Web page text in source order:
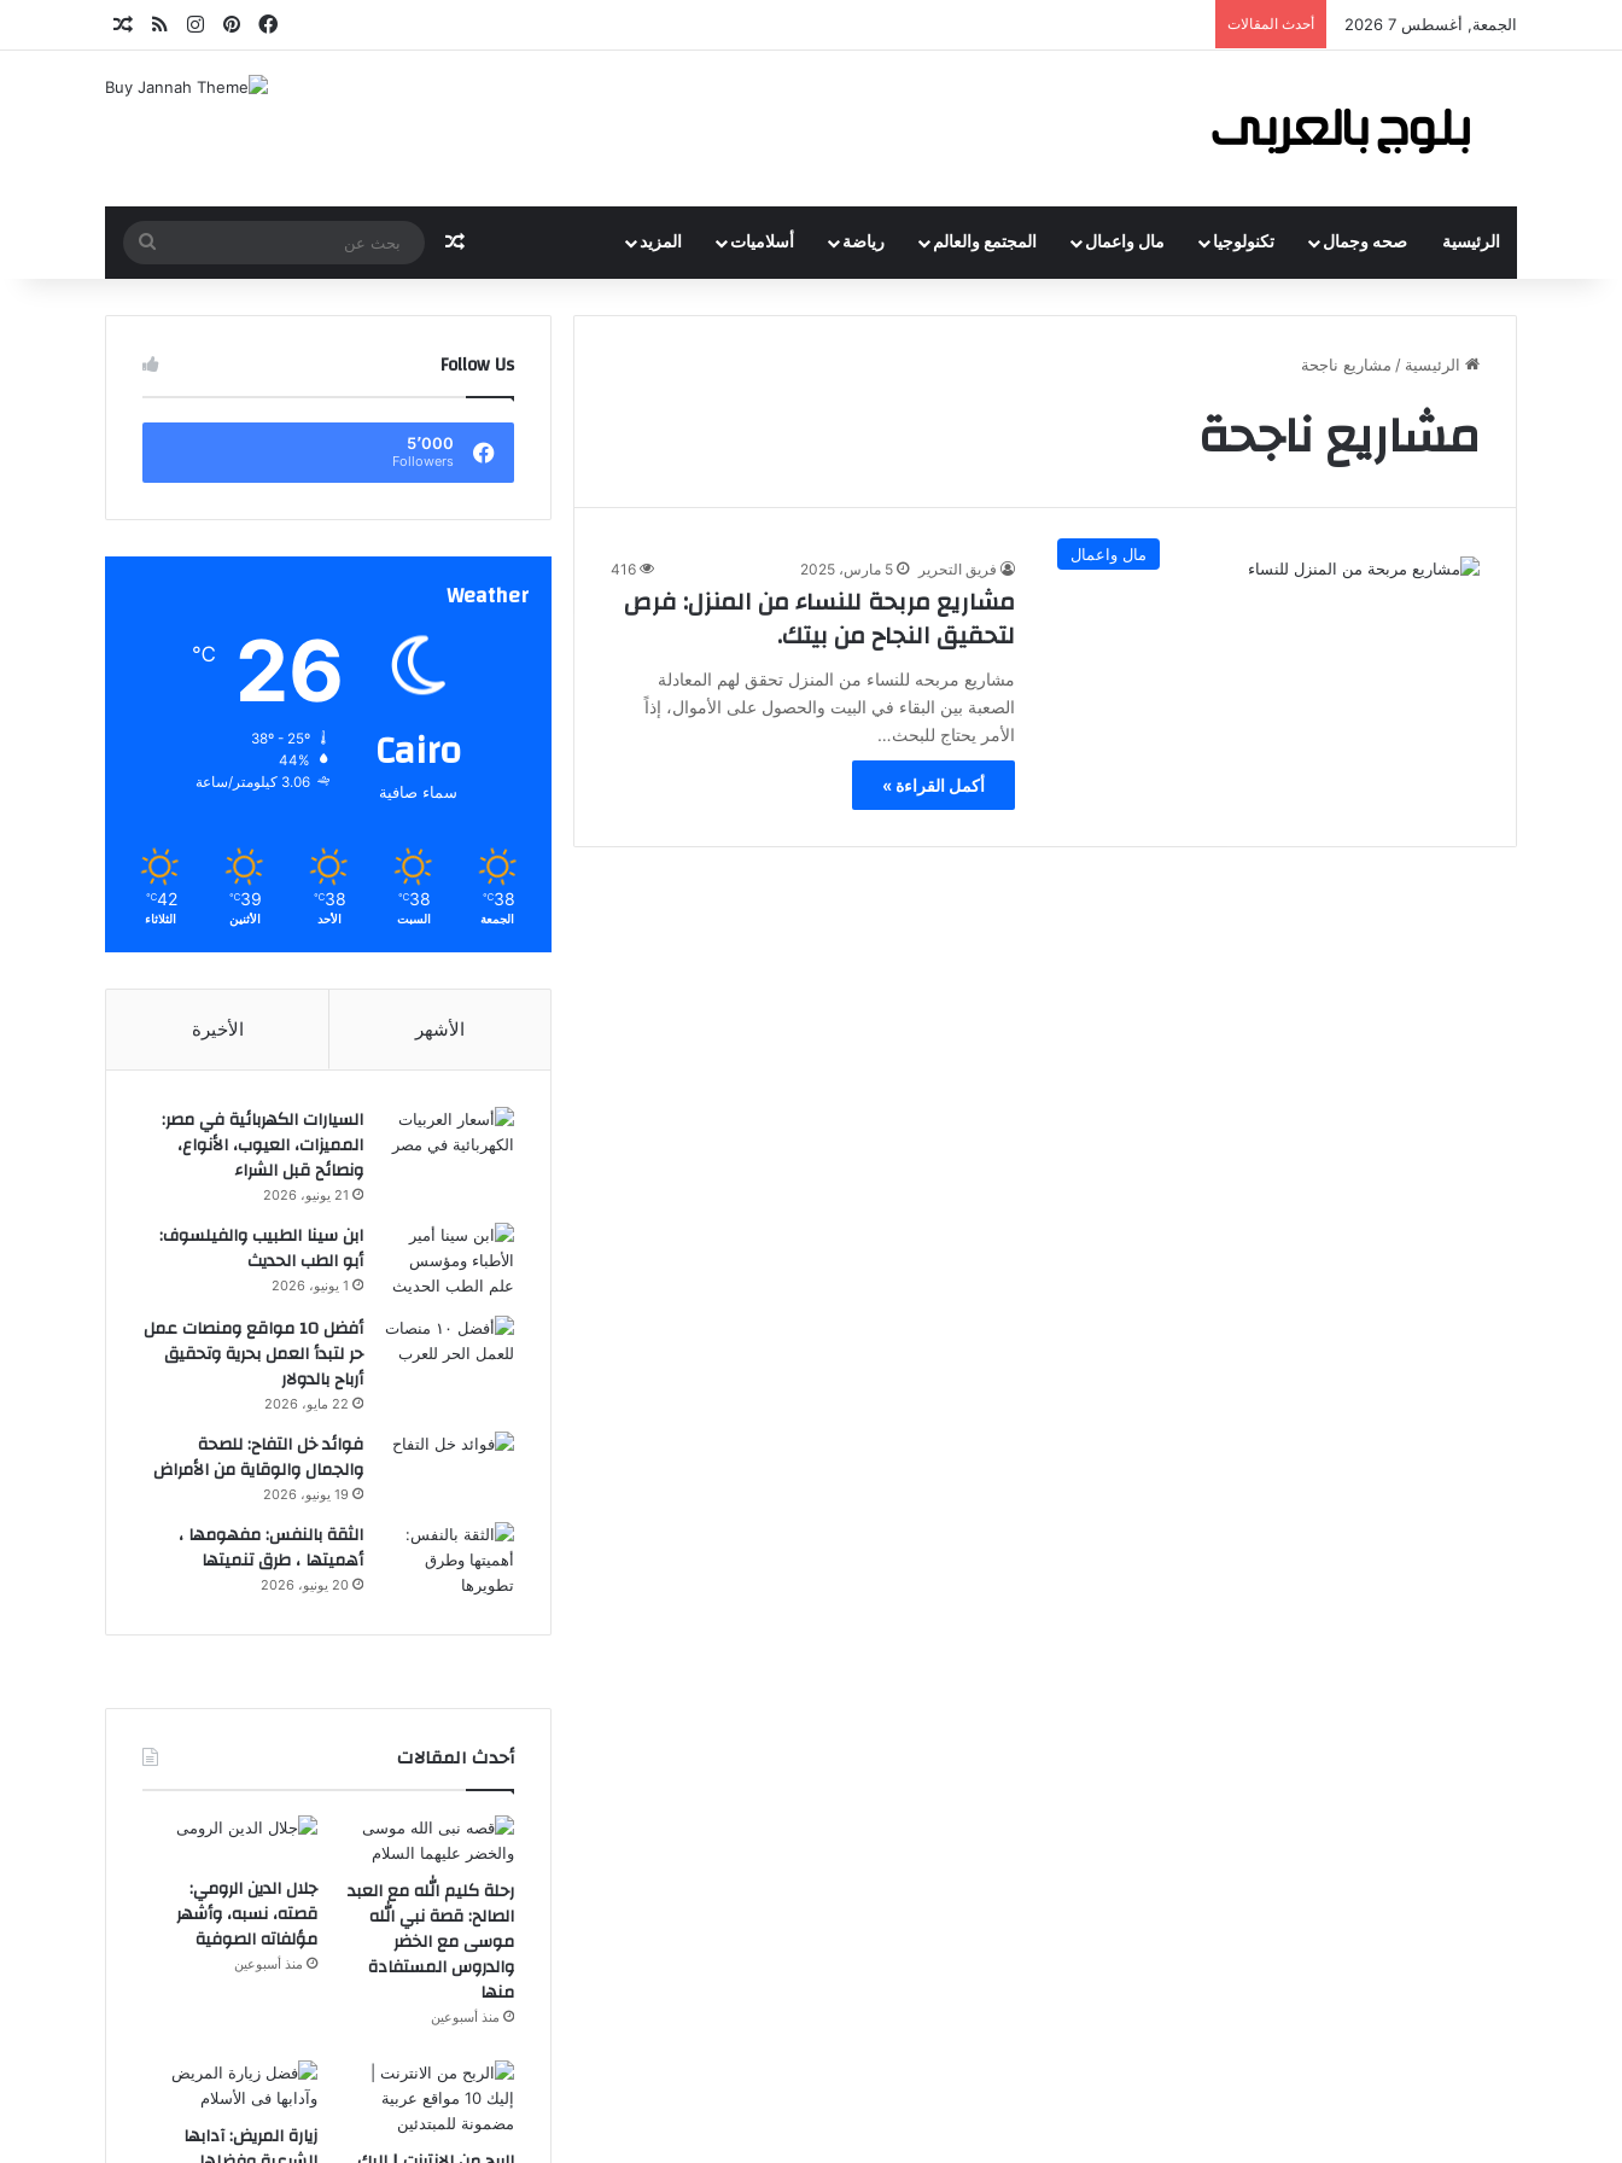
الجمعة, أغسطس 7 2026 أحدث المقالات فيسبوكبينتيريستانستقرامملخص الموقع RSS
الرئيسية صحه وجمال تكنولوجيا مال واعمال المجتمع والعالم رياضة أسلاميات المزيد مقال عشوائي
عن
الرئيسية / مشاريع ناجحة
مشاريع ناجحة
مال واعمال
فريق التحرير 5 مارس، 2025 416
مشاريع مربحة للنساء من المنزل: فرص
لتحقيق النجاح من بيتك.
مشاريع مربحه للنساء من المنزل تحقق لهم المعادلة
الصعبة بين البقاء في البيت والحصول على الأموال، إذاً
الأمر يحتاج للبحث…
أكمل القراءة »
Follow Us
5٬000
Followers
Weather
Cairo
سماء صافية
26
℃
44%
3.06 كيلومتر/ساعة
38
℃
الجمعة
38
℃
السبت
38
℃
الأحد
39
℃
الأثنين
42
℃
الثلاثاء
الأشهر الأخيرة
السيارات الكهربائية في مصر:
المميزات، العيوب، الأنواع،
ونصائح قبل الشراء
21 يونيو، 2026
ابن سينا الطبيب والفيلسوف:
أبو الطب الحديث
1 يونيو، 2026
أفضل 10 مواقع ومنصات عمل
حر لتبدأ العمل بحرية وتحقيق
أرباح بالدولار
22 مايو، 2026
فوائد خل التفاح: للصحة
والجمال والوقاية من الأمراض
19 يونيو، 2026
الثقة بالنفس: مفهومها ،
أهميتها ، طرق تنميتها
20 يونيو، 2026
أحدث المقالات
رحلة كليم الله مع العبد
الصالح: قصة نبي الله
موسى مع الخضر
والدروس المستفادة
منها
منذ أسبوعين
جلال الدين الرومي:
قصته، نسبه، وأشهر
مؤلفاته الصوفية
منذ أسبوعين
زيارة المريض: آدابها